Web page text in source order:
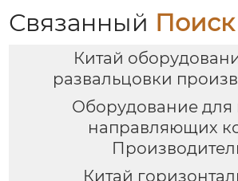
Связанный Поиск
Китай
развальцовки
Оборудование для
направляющих
Китай